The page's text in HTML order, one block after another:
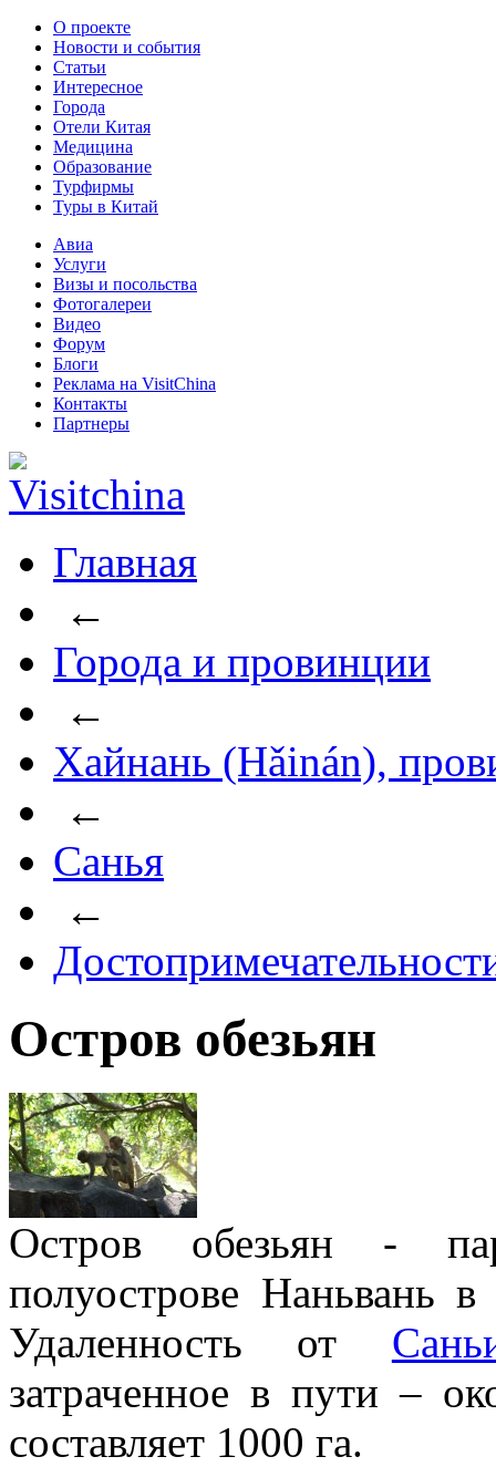
О проекте
Новости и события
Статьи
Интересное
Города
Отели Китая
Медицина
Образование
Турфирмы
Туры в Китай
Авиа
Услуги
Визы и посольства
Фотогалереи
Видео
Форум
Блоги
Реклама на VisitChina
Контакты
Партнеры
Главная
←
Города и провинции
←
Хайнань (Hǎinán),
←
Санья
←
Остров обезьян
Остров обезьян -
полуострове Наньвань
Удаленность от
затраченное в пути –
составляет 1000 га.